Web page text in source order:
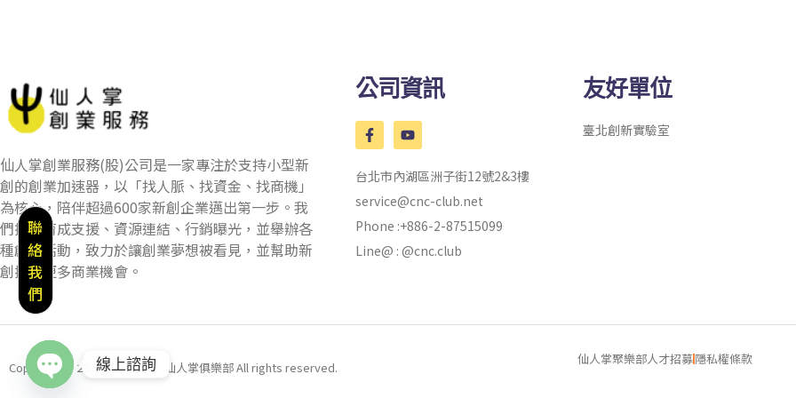
仙人掌創業服務(股)公司是一家專注於支持小型新
創的創業加速器，以「找人脈、找資金、找商機」
為核心，陪伴超過600家新創企業邁出第一步。我
們提供育成支援、資源連結、行銷曝光，並舉辦各
種創新活動，致力於讓創業夢想被看見，並幫助新
創探索更多商業機會。
公司資訊
台北市內湖區洲子街12號2&3樓
service@cnc-club.net
Phone :+886-2-87515099
Line@ : @cnc.club
友好單位
臺北創新實驗室
Copyright © 2024 @CnC Club 仙人掌俱樂部 All rights reserved.
仙人掌聚樂部人才招募隱私權條款
聯
絡
我
們
線上諮詢